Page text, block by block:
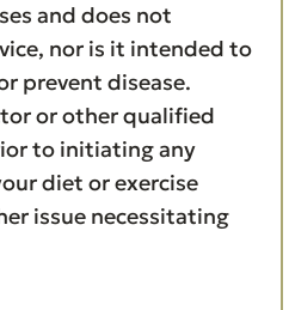
and does not
nor is it intended to
prevent disease.
or other qualified
to initiating any
diet or exercise
issue necessitating